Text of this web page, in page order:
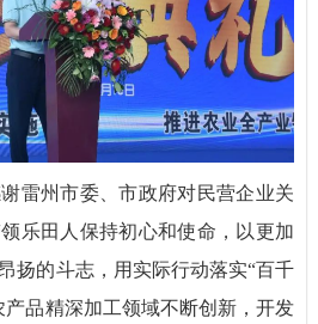
州市委、市政府对民营企业关
乐田人保持初心和使命，以更加
扬的斗志，用实际行动落实“百千
产品精深加工领域不断创新，开发